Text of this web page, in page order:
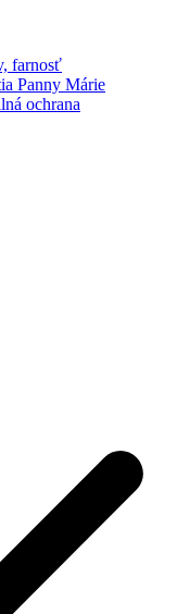
farnosť
Panny Márie
ochrana